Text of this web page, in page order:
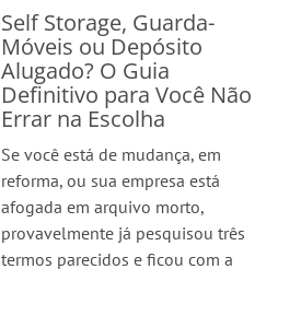
Self Storage, Guarda-
Móveis ou Depósito
Alugado? O Guia
Definitivo para Você Não
Errar na Escolha
Se você está de mudança, em
reforma, ou sua empresa está
afogada em arquivo morto,
provavelmente já pesquisou três
termos parecidos e ficou com a